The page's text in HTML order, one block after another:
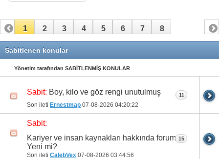
1 2 3 4 5 6 7 8
Sabitlenen konular
Yönetim tarafından SABİTLENMİŞ KONULAR
Sabit: Boy, kilo ve göz rengi unutulmuş
Son ileti Ernestmap 07-08-2026 04:20:22
11
Sabit:
Kariyer ve insan kaynakları hakkında forum
Yeni mi?
Son ileti CalebVex 07-08-2026 03:44:56
15